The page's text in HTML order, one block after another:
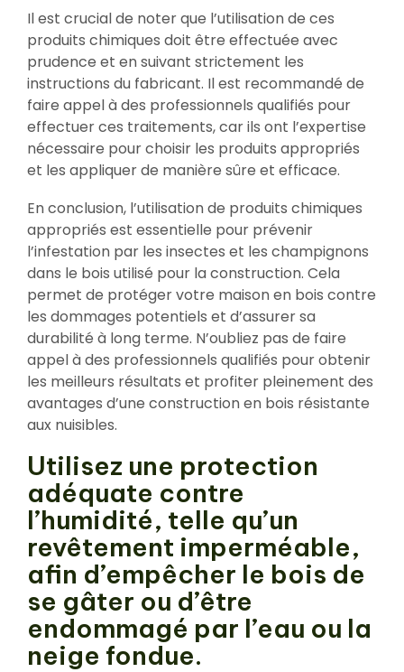
Il est crucial de noter que l’utilisation de ces
produits chimiques doit être effectuée avec
prudence et en suivant strictement les
instructions du fabricant. Il est recommandé de
faire appel à des professionnels qualifiés pour
effectuer ces traitements, car ils ont l’expertise
nécessaire pour choisir les produits appropriés
et les appliquer de manière sûre et efficace.
En conclusion, l’utilisation de produits chimiques
appropriés est essentielle pour prévenir
l’infestation par les insectes et les champignons
dans le bois utilisé pour la construction. Cela
permet de protéger votre maison en bois contre
les dommages potentiels et d’assurer sa
durabilité à long terme. N’oubliez pas de faire
appel à des professionnels qualifiés pour obtenir
les meilleurs résultats et profiter pleinement des
avantages d’une construction en bois résistante
aux nuisibles.
Utilisez une protection
adéquate contre
l’humidité, telle qu’un
revêtement imperméable,
afin d’empêcher le bois de
se gâter ou d’être
endommagé par l’eau ou la
neige fondue.